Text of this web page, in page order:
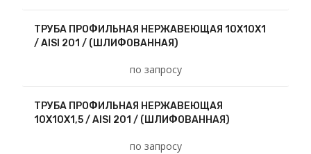
ТРУБА ПРОФИЛЬНАЯ НЕРЖАВЕЮЩАЯ 10Х10Х1
/ AISI 201 / (ШЛИФОВАННАЯ)
по запросу
ТРУБА ПРОФИЛЬНАЯ НЕРЖАВЕЮЩАЯ
10Х10Х1,5 / AISI 201 / (ШЛИФОВАННАЯ)
по запросу